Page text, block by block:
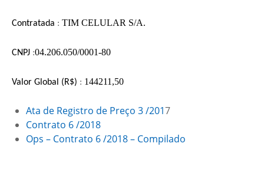
Contratada : TIM CELULAR S/A.
CNPJ :04.206.050/0001-80
Valor Global (R$) : 144211,50
Ata de Registro de Preço 3 /2017
Contrato 6 /2018
Ops – Contrato 6 /2018 – Compilado